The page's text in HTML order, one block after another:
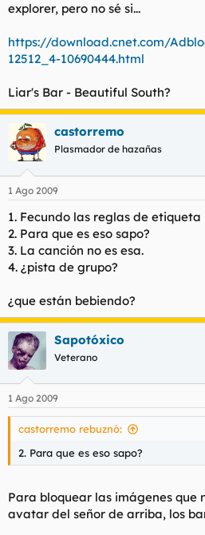
explorer, pero no sé si...
https://download.cnet.com/
12512_4-10690444.html
Liar's Bar - Beautiful South?
castorremo
Plasmador de hazañas
1 Ago 2009
1. Fecundo las reglas de etiqueta
2. Para que es eso sapo?
3. La canción no es esa.
4. ¿pista de grupo?
¿que están bebiendo?
Sapotóxico
Veterano
1 Ago 2009
castorremo rebuznó:
2. Para que es eso sapo?
Para bloquear las imágenes que
avatar del señor de arriba, los